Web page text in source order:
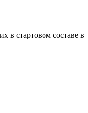
классные
в стартовом составе в